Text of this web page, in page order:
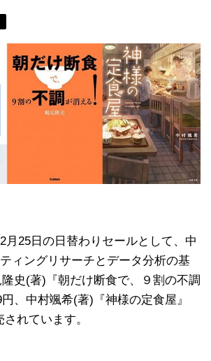
月25日の日替わりセールとして、中
ィングリサーチとデータ分析の基
史(著)『朝だけ断食で、９割の不調
、中村颯希(著)『神様の定食屋』
れています。